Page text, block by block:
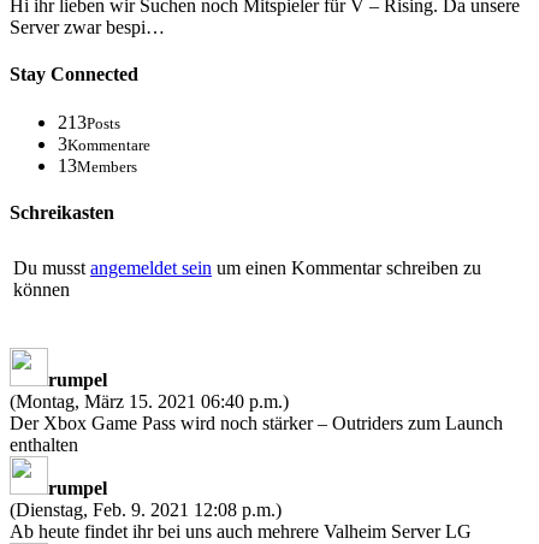
Hi ihr lieben wir Suchen noch Mitspieler für V – Rising. Da unsere
Server zwar bespi…
Stay Connected
213Posts
3Kommentare
13Members
Schreikasten
Du musst angemeldet sein um einen Kommentar schreiben zu
können
rumpel
(Montag, März 15. 2021 06:40 p.m.)
Der Xbox Game Pass wird noch stärker – Outriders zum Launch
enthalten
rumpel
(Dienstag, Feb. 9. 2021 12:08 p.m.)
Ab heute findet ihr bei uns auch mehrere Valheim Server LG